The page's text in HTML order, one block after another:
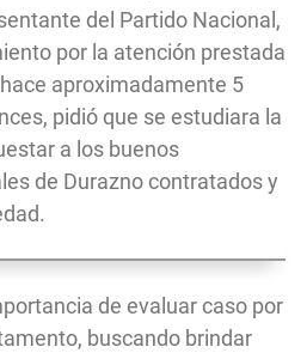
del Partido Nacional,
por la atención prestada
aproximadamente 5
pidió que se estudiara la
a los buenos
de Durazno contratados y
de evaluar caso por
buscando brindar